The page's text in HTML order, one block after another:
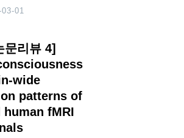
01
문리뷰 4]
wide
patterns of
human fMRI